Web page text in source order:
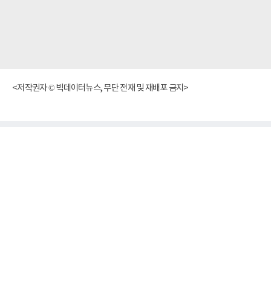
<저작권자 © 빅데이터뉴스, 무단 전재 및 재배포 금지>